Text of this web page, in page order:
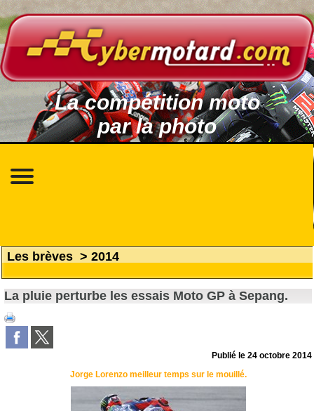
La compétition moto
par la photo
Les brèves > 2014
La pluie perturbe les essais Moto GP à Sepang.
Publié le24 octobre 2014
Jorge Lorenzo meilleur temps sur le mouillé.